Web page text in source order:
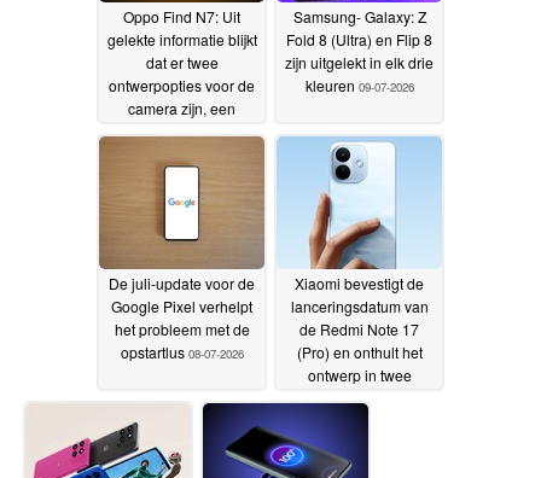
Oppo Find N7: Uit
gelekte informatie blijkt
dat er twee
ontwerpopties voor de
camera zijn, een
tijdschema voor de
lancering10-07-2026
Samsung- Galaxy: Z
Fold 8 (Ultra) en Flip 8
zijn uitgelekt in elk drie
kleuren 09-07-2026
De juli-update voor de
Google Pixel verhelpt
het probleem met de
opstartlus 08-07-2026
Xiaomi bevestigt de
lanceringsdatum van
de Redmi Note 17
(Pro) en onthult het
ontwerp in twee
08-07-2026